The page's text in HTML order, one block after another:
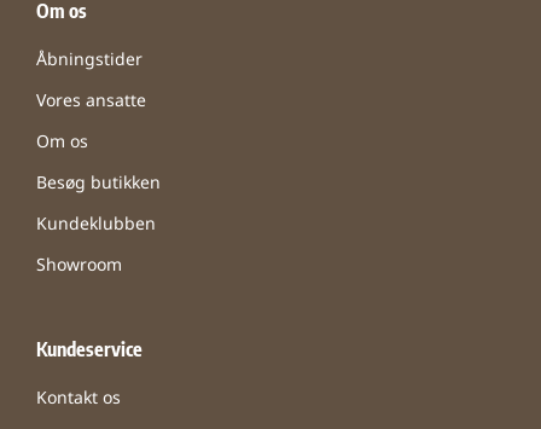
Om os
Åbningstider
Vores ansatte
Om os
Besøg butikken
Kundeklubben
Showroom
Kundeservice
Kontakt os